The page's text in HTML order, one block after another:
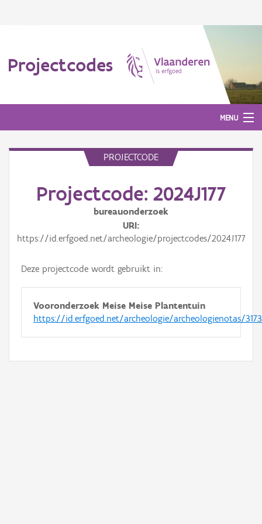
Projectcodes
MENU
PROJECTCODE
Projectcode: 2024J177
bureauonderzoek
URI
https://id.erfgoed.net/archeologie/projectcodes/2024J177
Deze projectcode wordt gebruikt in:
Vooronderzoek Meise Meise Plantentuin
https://id.erfgoed.net/archeologie/archeologienotas/